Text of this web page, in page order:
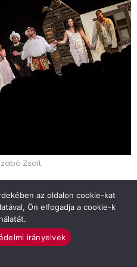
Zsolt
ismét vendégszerepelt
A tavalyi Csodaszarvas
produkcióval vittek
szívébe. Augusztus 8-
az oldalon cookie-kat
Ön elfogadja a cookie-k
irányelvek